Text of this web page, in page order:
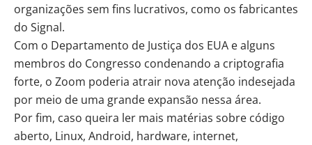
organizações sem fins lucrativos, como os fabricantes
do Signal.
Com o Departamento de Justiça dos EUA e alguns
membros do Congresso condenando a criptografia
forte, o Zoom poderia atrair nova atenção indesejada
por meio de uma grande expansão nessa área.
Por fim, caso queira ler mais matérias sobre código
aberto, Linux, Android, hardware, internet,